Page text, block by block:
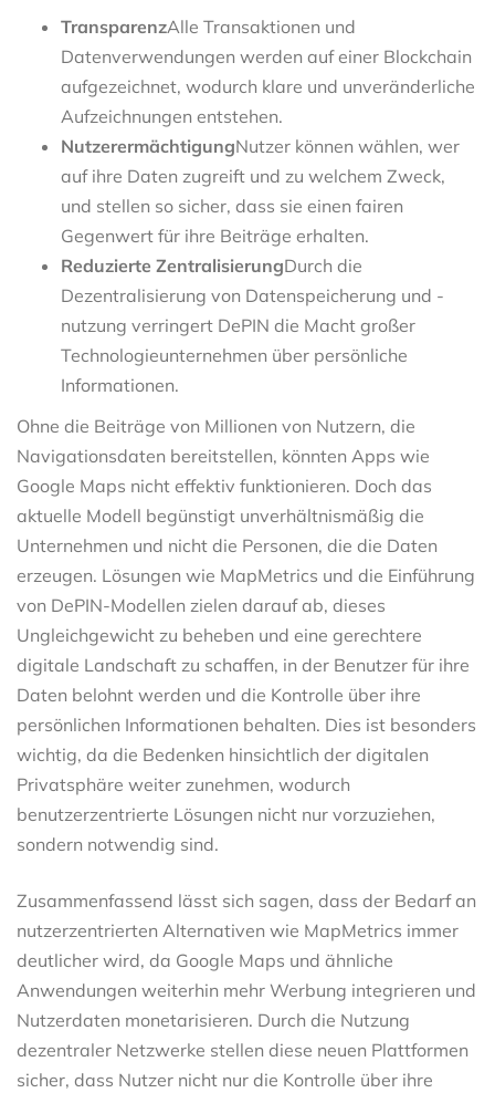
TransparenzAlle Transaktionen und
Datenverwendungen werden auf einer Blockchain
aufgezeichnet, wodurch klare und unveränderliche
Aufzeichnungen entstehen.
NutzerermächtigungNutzer können wählen, wer
auf ihre Daten zugreift und zu welchem Zweck,
und stellen so sicher, dass sie einen fairen
Gegenwert für ihre Beiträge erhalten.
Reduzierte ZentralisierungDurch die
Dezentralisierung von Datenspeicherung und -
nutzung verringert DePIN die Macht großer
Technologieunternehmen über persönliche
Informationen.
Ohne die Beiträge von Millionen von Nutzern, die
Navigationsdaten bereitstellen, könnten Apps wie
Google Maps nicht effektiv funktionieren. Doch das
aktuelle Modell begünstigt unverhältnismäßig die
Unternehmen und nicht die Personen, die die Daten
erzeugen. Lösungen wie MapMetrics und die Einführung
von DePIN-Modellen zielen darauf ab, dieses
Ungleichgewicht zu beheben und eine gerechtere
digitale Landschaft zu schaffen, in der Benutzer für ihre
Daten belohnt werden und die Kontrolle über ihre
persönlichen Informationen behalten. Dies ist besonders
wichtig, da die Bedenken hinsichtlich der digitalen
Privatsphäre weiter zunehmen, wodurch
benutzerzentrierte Lösungen nicht nur vorzuziehen,
sondern notwendig sind.
Zusammenfassend lässt sich sagen, dass der Bedarf an
nutzerzentrierten Alternativen wie MapMetrics immer
deutlicher wird, da Google Maps und ähnliche
Anwendungen weiterhin mehr Werbung integrieren und
Nutzerdaten monetarisieren. Durch die Nutzung
dezentraler Netzwerke stellen diese neuen Plattformen
sicher, dass Nutzer nicht nur die Kontrolle über ihre